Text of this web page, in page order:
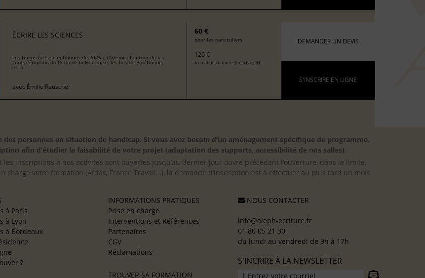
ÉCRIRE LES SCIENCES
Les temps forts scientifiques de 2026 : (Artemis II autour de la
Lune, l'éruption du Piton de la Fournaise, les lois de Bioéthique,
etc.)
avec Émilie Rauscher
60 €
pour les particuliers
120 €
formation continue (en savoir +)
DEMANDER UN DEVIS
S'INSCRIRE EN LIGNE
des personnes en situation de handicap. Si vous avez besoin d’un aménagement spécifique de programme,
afin d’étudier la faisabilité de votre projet (adaptation des supports, accessibilité de nos salles).
les inscriptions à nos activités sont ouvertes jusqu’au dernier jour ouvré précédant l’ouverture, dans la limite
charge votre formation (Afdas, France Travail…), la demande d’inscription est à effectuer au plus tard un mois
à Paris
à Lyon
à Bordeaux
?
INFORMATIONS PRATIQUES
Prise en charge
Interventions et Références
Partenaires
CGV
Réclamations
TROUVER SA FORMATION
NOUS CONTACTER
info@aleph-ecriture.fr
01 80 05 21 30
du lundi au vendredi de 9h à 17h
S'INCRIRE À LA NEWSLETTER